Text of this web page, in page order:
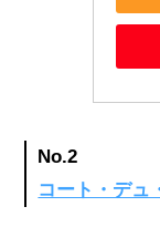
No.2
コート・デュ